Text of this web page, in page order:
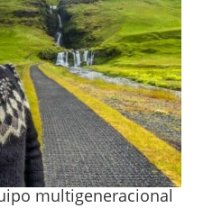
multigeneracional